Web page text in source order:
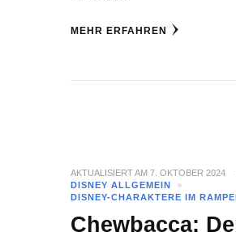
MEHR ERFAHREN
AKTUALISIERT AM7. OKTOBER 2024
DISNEY ALLGEMEIN
DISNEY-CHARAKTERE IM
Chewbacca: